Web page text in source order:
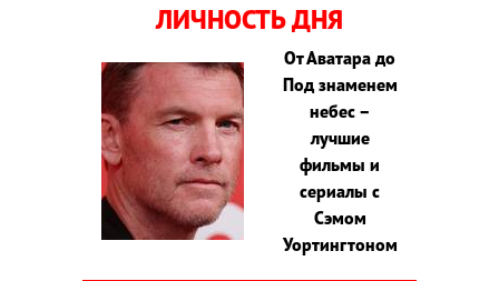
ЛИЧНОСТЬ ДНЯ
От Аватара до
Под знаменем
небес –
лучшие
фильмы и
сериалы с
Сэмом
Уортингтоном